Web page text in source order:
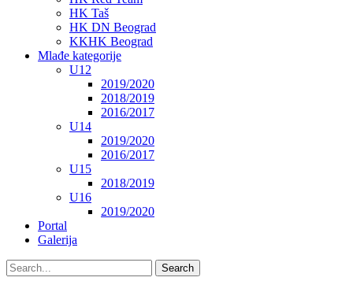
HK Taš
HK DN Beograd
KKHK Beograd
Mlađe kategorije
U12
2019/2020
2018/2019
2016/2017
U14
2019/2020
2016/2017
U15
2018/2019
U16
2019/2020
Portal
Galerija